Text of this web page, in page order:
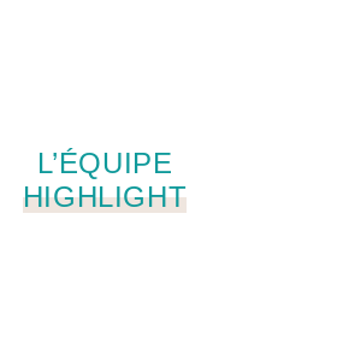
L’ÉQUIPE
HIGHLIGHT